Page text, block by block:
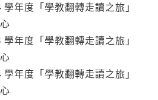
學年度「學教翻轉走讀之旅」
學年度「學教翻轉走讀之旅」
學年度「學教翻轉走讀之旅」